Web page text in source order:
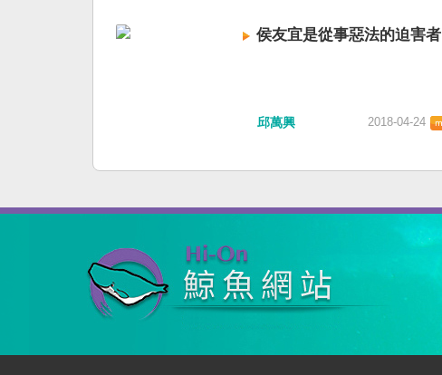
侯友宜是從事惡法的迫害者
邱萬興 2018-04-24